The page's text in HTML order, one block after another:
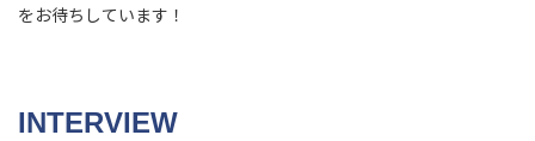
をお待ちしています！
INTERVIEW